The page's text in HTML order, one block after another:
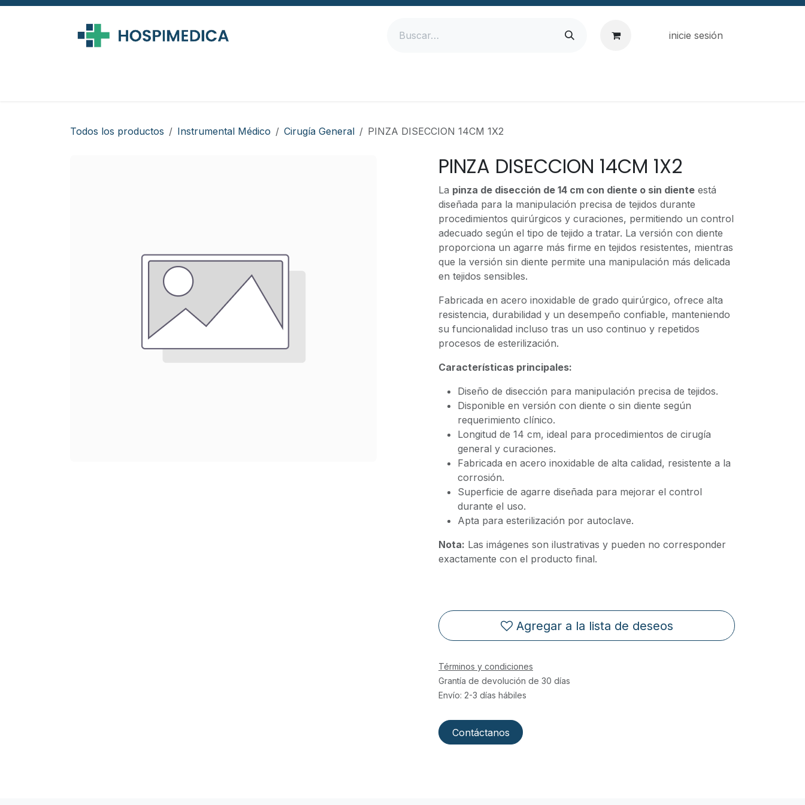
Ir al contenido
inicie sesión
Todos los productos Instrumental Médico Cirugía General PINZA DISECCION 14CM 1X2
PINZA DISECCION 14CM 1X2
La pinza de disección de 14 cm con diente o sin diente está
diseñada para la manipulación precisa de tejidos durante
procedimientos quirúrgicos y curaciones, permitiendo un control
adecuado según el tipo de tejido a tratar. La versión con diente
proporciona un agarre más firme en tejidos resistentes, mientras
que la versión sin diente permite una manipulación más delicada
en tejidos sensibles.
Fabricada en acero inoxidable de grado quirúrgico, ofrece alta
resistencia, durabilidad y un desempeño confiable, manteniendo
su funcionalidad incluso tras un uso continuo y repetidos
procesos de esterilización.
Características principales:
Diseño de disección para manipulación precisa de tejidos.
Disponible en versión con diente o sin diente según
requerimiento clínico.
Longitud de 14 cm, ideal para procedimientos de cirugía
general y curaciones.
Fabricada en acero inoxidable de alta calidad, resistente a la
corrosión.
Superficie de agarre diseñada para mejorar el control
durante el uso.
Apta para esterilización por autoclave.
Nota: Las imágenes son ilustrativas y pueden no corresponder
exactamente con el producto final.
Agregar a la lista de deseos
Términos y condiciones
Grantía de devolución de 30 días
Envío: 2-3 días hábiles
Contáctanos